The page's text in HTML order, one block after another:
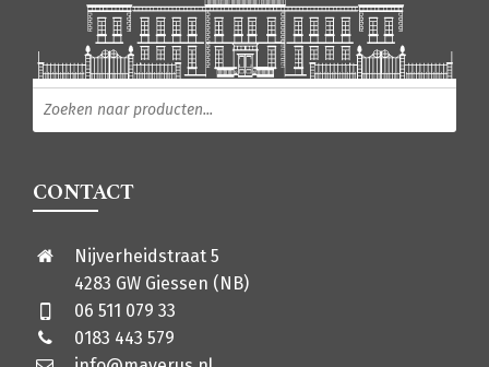
Producten zoeken
CONTACT
Nijverheidstraat 5
4283 GW Giessen (NB)
06 511 079 33
0183 443 579